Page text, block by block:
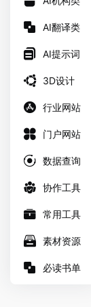
AI翻译类
AI提示词
3D设计
行业网站
门户网站
数据查询
协作工具
常用工具
素材资源
必读书单